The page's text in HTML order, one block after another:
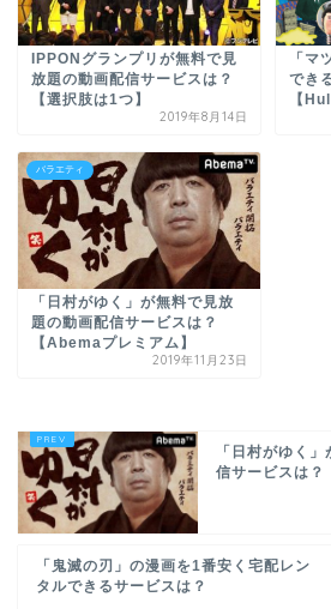
IPPONグランプリが無料で見
放題の動画配信サービスは？
【選択肢は1つ】
2019年8月14日
「マ
でき
【
バラエティ
「日村がゆく」が無料で見放
題の動画配信サービスは？
【Abemaプレミアム】
2019年11月23日
「日村がゆく
信サービスは
「鬼滅の刃」の漫画を1番安く宅配レン
タルできるサービスは？